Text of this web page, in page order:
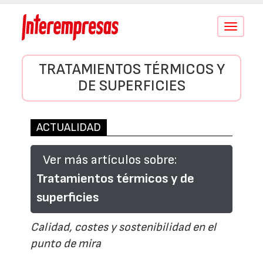
Conmutar
TRATAMIENTOS TÉRMICOS Y
DE SUPERFICIES
ACTUALIDAD
Ver más artículos sobre:
Tratamientos térmicos y de
superficies
Calidad, costes y sostenibilidad en el
punto de mira